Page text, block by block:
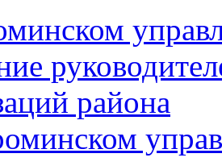
района